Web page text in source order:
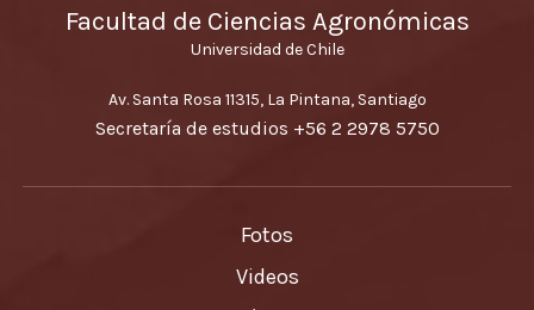
Facultad de Ciencias Agronómicas
Universidad de Chile
Av. Santa Rosa 11315, La Pintana, Santiago
Secretaría de estudios +56 2 2978 5750
Fotos
Videos